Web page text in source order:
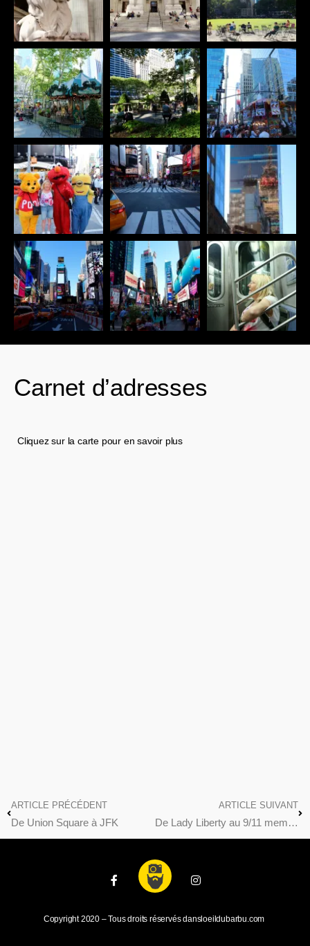
Carnet d’adresses
Cliquez sur la carte pour en savoir plus
ARTICLE PRÉCÉDENT
De Union Square à JFK
ARTICLE SUIVANT
De Lady Liberty au 9/11 memorial
Copyright 2020 – Tous droits réservés dansloeildubarbu.com